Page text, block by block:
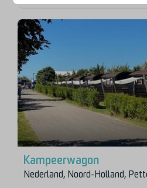
Kampeerwagon
Nederland, Noord-Holland,